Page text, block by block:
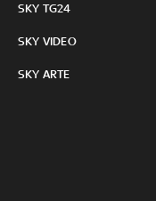
SKY TG24
SKY VIDEO
SKY ARTE